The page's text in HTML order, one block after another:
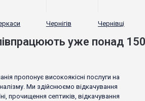
Чернігів Чернівці
уже понад
пропонує високоякісні послуги на
Ми здійснюємо відкачування
прочищення септиків, відкачування